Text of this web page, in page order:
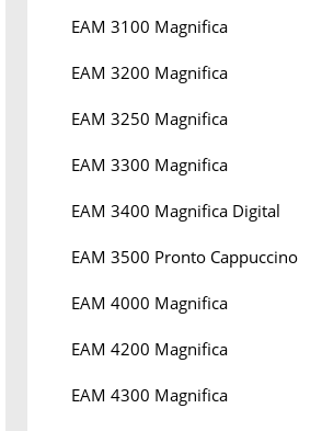
EAM 3100 Magnifica
EAM 3200 Magnifica
EAM 3250 Magnifica
EAM 3300 Magnifica
EAM 3400 Magnifica Digital
EAM 3500 Pronto Cappuccino
EAM 4000 Magnifica
EAM 4200 Magnifica
EAM 4300 Magnifica